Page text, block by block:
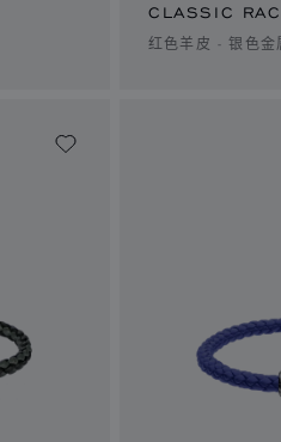
CLASSIC
红色羊皮 - 银色金